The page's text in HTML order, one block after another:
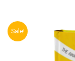
Sale!